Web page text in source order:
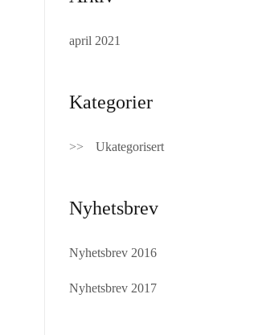
april 2021
Kategorier
Ukategorisert
Nyhetsbrev
Nyhetsbrev 2016
Nyhetsbrev 2017